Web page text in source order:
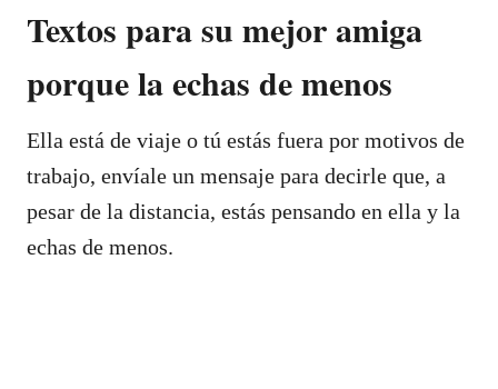
Textos para su mejor amiga
porque la echas de menos
Ella está de viaje o tú estás fuera por motivos de
trabajo, envíale un mensaje para decirle que, a
pesar de la distancia, estás pensando en ella y la
echas de menos.